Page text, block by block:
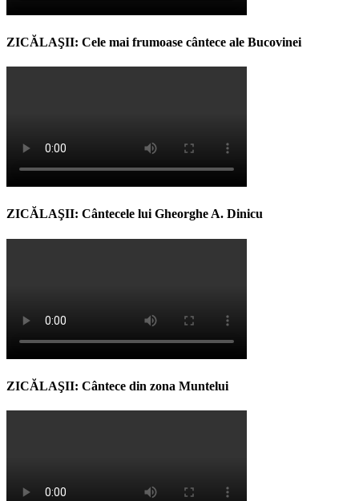
ZICĂLAŞII: Cele mai frumoase cântece ale Bucovinei
ZICĂLAŞII: Cântecele lui Gheorghe A. Dinicu
ZICĂLAŞII: Cântece din zona Muntelui